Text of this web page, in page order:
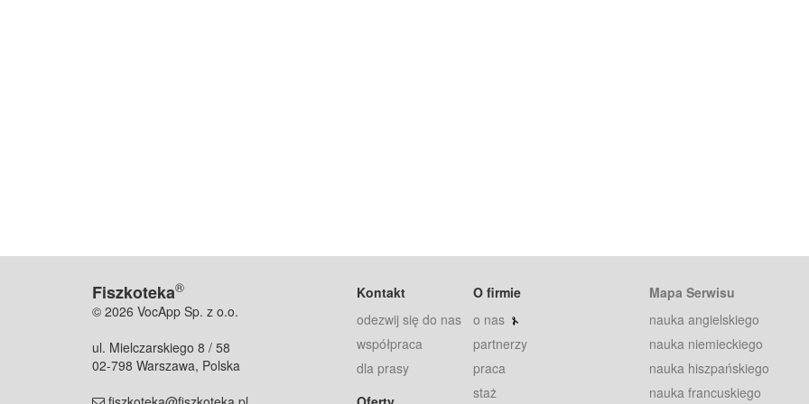
Fiszkoteka®
© 2026 VocApp Sp. z o.o.
ul. Mielczarskiego 8 / 58
02-798 Warszawa, Polska
Kontakt
odezwij się do nas
współpraca
dla prasy
O firmie
o nas
partnerzy
praca
staż
Mapa Serwisu
nauka angielskiego
nauka niemieckiego
nauka hiszpańskiego
nauka francuskiego